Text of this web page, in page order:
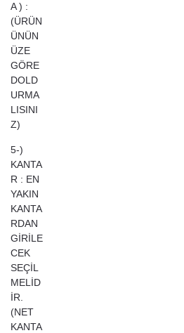
A ) :
(ÜRÜN
ÜNÜN
ÜZE
GÖRE
DOLD
URMA
LISINI
Z)
5-)
KANTA
R : EN
YAKIN
KANTA
RDAN
GİRİLE
CEK
SEÇİL
MELİD
İR.
(NET
KANTA